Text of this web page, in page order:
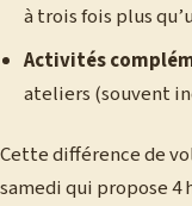
à trois fois plus
Activités
ateliers (souvent
Cette différence de
samedi qui propose 4